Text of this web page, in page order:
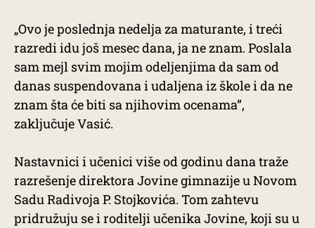
„Ovo je poslednja nedelja za maturante, i treći
razredi idu još mesec dana, ja ne znam. Poslala
sam mejl svim mojim odeljenjima da sam od
danas suspendovana i udaljena iz škole i da ne
znam šta će biti sa njihovim ocenama”,
zaključuje Vasić.
Nastavnici i učenici više od godinu dana traže
razrešenje direktora Jovine gimnazije u Novom
Sadu Radivoja P. Stojkovića. Tom zahtevu
pridružuju se i roditelji učenika Jovine, koji su u